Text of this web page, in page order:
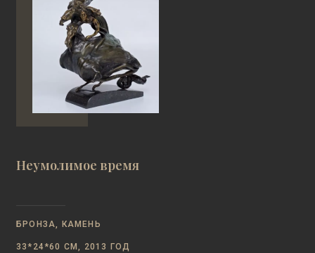
Неумолимое время
БРОНЗА, КАМЕНЬ
33*24*60 СМ, 2013 ГОД